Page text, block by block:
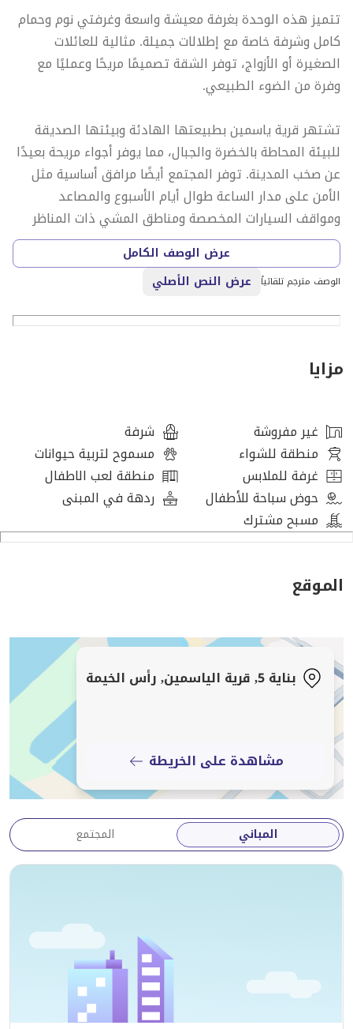
تتميز هذه الوحدة بغرفة معيشة واسعة وغرفتي نوم وحمام
كامل وشرفة خاصة مع إطلالات جميلة. مثالية للعائلات
الصغيرة أو الأزواج، توفر الشقة تصميمًا مريحًا وعمليًا مع
وفرة من الضوء الطبيعي.
تشتهر قرية ياسمين بطبيعتها الهادئة وبيئتها الصديقة
للبيئة المحاطة بالخضرة والجبال، مما يوفر أجواء مريحة بعيدًا
عن صخب المدينة. توفر المجتمع أيضًا مرافق أساسية مثل
الأمن على مدار الساعة طوال أيام الأسبوع والمصاعد
ومواقف السيارات المخصصة ومناطق المشي ذات المناظر
الطبيعية.
سواء كنت تبحث عن منزل مريح أو فرصة استثمارية ذكية، فإن
تفوت فرصتك لامتلاك عقار في واحدة من أكثر المواقع
عرض الوصف الكامل
الوصف مترجم تلقائياً عرض النص الأصلي
مزايا
غير مفروشة
شرفة
منطقة للشواء
مسموح لتربية حيوانات
غرفة للملابس
منطقة لعب الاطفال
حوض سباحة للأطفال
ردهة في المبنى
مسبح مشترك
الموقع
بناية 5, قرية الياسمين, رأس الخيمة
مشاهدة على الخريطة
المباني المجتمع